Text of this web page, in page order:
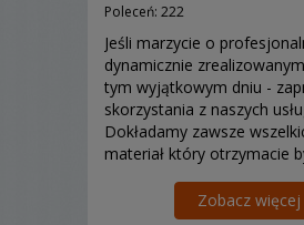
Poleceń: 222
Jeśli marzycie o
dynamicznie
tym wyjątkowym dniu -
skorzystania z naszych
Dokładamy zawsze
materiał który otrzymacie
razy! Zapraszamy do
Zobacz więcej